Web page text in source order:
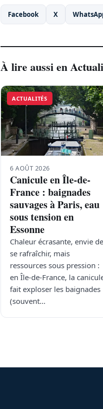
Facebook X
À lire aussi en
ACTUALITÉS
6 AOÛT 2026
Canicule en Île-de-
France : baignades
sauvages à Paris, eau
sous tension en
Essonne
Chaleur écrasante, envie de
se rafraîchir, mais
ressources sous pression :
en Île-de-France, la
fait exploser les baignades
(souvent…